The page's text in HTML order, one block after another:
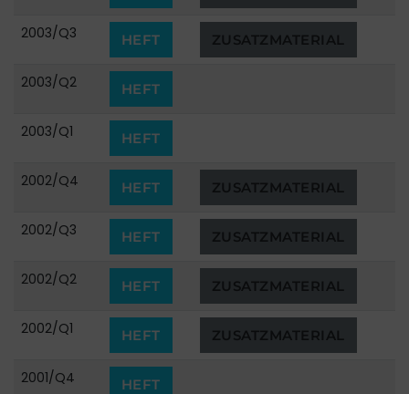
2003/Q3 HEFT ZUSATZMATERIAL
2003/Q2 HEFT
2003/Q1 HEFT
2002/Q4 HEFT ZUSATZMATERIAL
2002/Q3 HEFT ZUSATZMATERIAL
2002/Q2 HEFT ZUSATZMATERIAL
2002/Q1 HEFT ZUSATZMATERIAL
2001/Q4 HEFT